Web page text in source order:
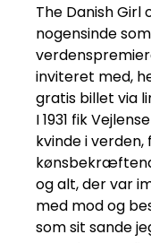
The Danish
nogensinde
inviteret med,
gratis billet via
I 1931 fik
kvinde i
og alt, der var
med mod og
som sit sande